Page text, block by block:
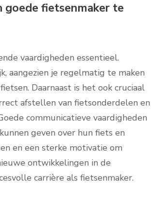
goede fietsenmaker te
vaardigheden essentieel.
aangezien je regelmatig te maken
Daarnaast is het ook cruciaal
afstellen van fietsonderdelen en
communicatieve vaardigheden
geven over hun fiets en
en een sterke motivatie om
ontwikkelingen in de
carrière als fietsenmaker.